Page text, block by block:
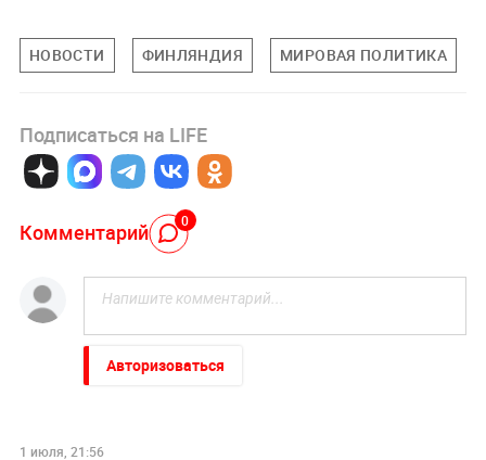
НОВОСТИ ФИНЛЯНДИЯ МИРОВАЯ ПОЛИТИКА
Подписаться на LIFE
Комментарий 0
Авторизоваться
1 июля, 21:56